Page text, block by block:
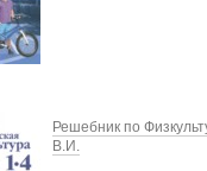
Решебник по
В.И.